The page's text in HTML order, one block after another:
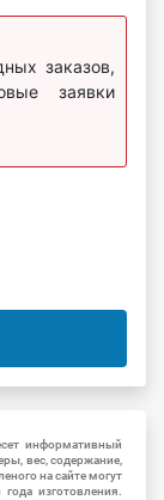
заказов,
заявки
информативный
вес, содержание,
на сайте могут
изготовления.